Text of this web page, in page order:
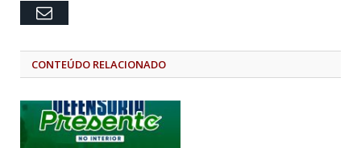
Email
CONTEÚDO RELACIONADO